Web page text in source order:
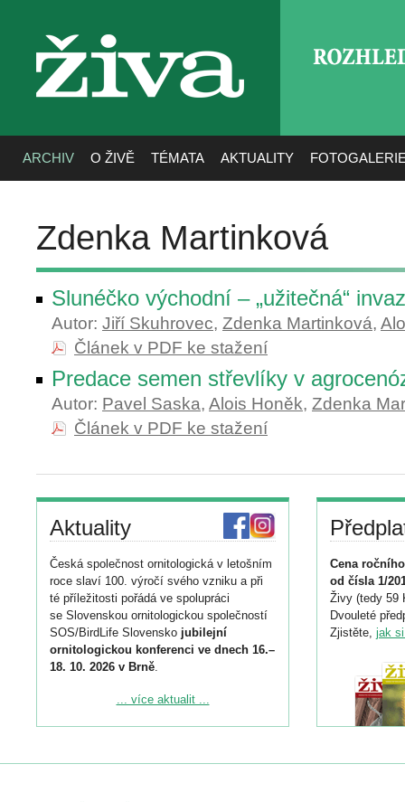
živa
ARCHIV O ŽIVĚ TÉMATA AKTUALITY
Zdenka Martinková
Slunéčko východní – „užitečná“
Autor: Jiří Skuhrovec, Zdenka Martinková,
Článek v PDF ke stažení
Predace semen střevlíky v
Autor: Pavel Saska, Alois Honěk, Zdenka
Článek v PDF ke stažení
Aktuality
Česká společnost ornitologická v letošním
roce slaví 100. výročí svého vzniku a při
té příležitosti pořádá ve spolupráci
se Slovenskou ornitologickou společností
SOS/BirdLife Slovensko jubilejní
ornitologickou konferenci ve dnech 16.–
18. 10. 2026 v Brně.
Podrobnější informace ke konferenci
Registrovat se můžete do 6. září.
... více aktualit ...
Cena
od čísla 1/
Živy (tedy 59
Dvouleté
Zjistěte, jak